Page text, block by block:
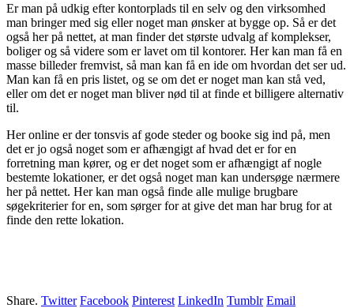
Er man på udkig efter kontorplads til en selv og den virksomhed
man bringer med sig eller noget man ønsker at bygge op. Så er det
også her på nettet, at man finder det største udvalg af komplekser,
boliger og så videre som er lavet om til kontorer. Her kan man få en
masse billeder fremvist, så man kan få en ide om hvordan det ser ud.
Man kan få en pris listet, og se om det er noget man kan stå ved,
eller om det er noget man bliver nød til at finde et billigere alternativ
til.
Her online er der tonsvis af gode steder og booke sig ind på, men
det er jo også noget som er afhængigt af hvad det er for en
forretning man kører, og er det noget som er afhængigt af nogle
bestemte lokationer, er det også noget man kan undersøge nærmere
her på nettet. Her kan man også finde alle mulige brugbare
søgekriterier for en, som sørger for at give det man har brug for at
finde den rette lokation.
Share. Twitter Facebook Pinterest LinkedIn Tumblr Email